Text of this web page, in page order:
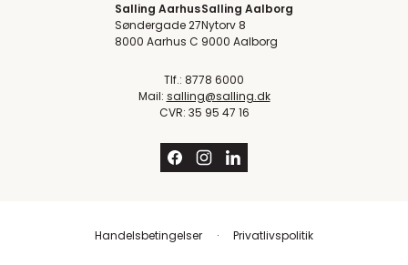
Salling Aarhus
Søndergade 27
8000 Aarhus C
Salling Aalborg
Nytorv 8
9000 Aalborg
Tlf.: 8778 6000
Mail: salling@salling.dk
CVR: 35 95 47 16
Handelsbetingelser Privatlivspolitik